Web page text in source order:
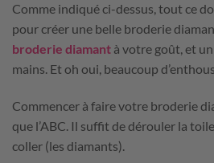
Comme indiqué ci-dessus, tout ce
pour créer une belle broderie
broderie diamant à votre goût, et
mains. Et oh oui, beaucoup
Commencer à faire votre broderie
que l’ABC. Il suffit de dérouler la
coller (les diamants).